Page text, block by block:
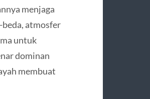
menjaga
atmosfer
untuk
dominan
membuat